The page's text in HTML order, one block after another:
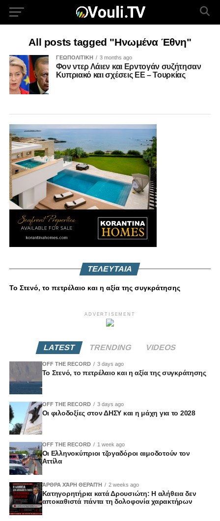
All posts tagged "Ηνωμένα Έθνη"
ΓΕΩΠΟΛΙΤΙΚΗ 3 months ago
Φον ντερ Λάιεν και Ερντογάν συζήτησαν
Κυπριακό και σχέσεις ΕΕ – Τουρκίας
ΤΕΛΕΥΤΑΙΑ
Το Στενό, το πετρέλαιο και η αξία της συγκράτησης
ADVERTISEMENT
LATEST TRENDING VIDEOS
OFF THE RECORD 3 days ago
Το Στενό, το πετρέλαιο και η αξία της συγκράτησης
OFF THE RECORD 3 days ago
Οι φιλοδοξίες στον ΔΗΣΥ και η μάχη για το 2028
OFF THE RECORD 1 week ago
Οι Ελληνοκύπριοι τζογαδόροι αιμοδοτούν τον
Αττίλα
ΆΡΘΡΑ ΧΆΡΗ ΘΕΡΑΠΉ 2 weeks ago
Κατηγορητήρια κατά Δρουσιώτη: Η αλήθεια δεν
αποκαθιστά πάντα τη δολοφονία χαρακτήρων